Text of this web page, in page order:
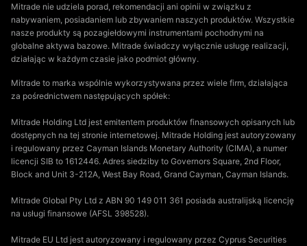
Mitrade nie udziela porad, rekomendacji ani opinii w związku z
nabywaniem, posiadaniem lub zbywaniem naszych produktów. Wszystkie
nasze produkty są pozagiełdowymi instrumentami pochodnymi na
globalne aktywa bazowe. Mitrade świadczy wyłącznie usługę realizacji,
działając w każdym czasie jako podmiot główny.
Mitrade to marka wspólnie wykorzystywana przez wiele firm, działająca
za pośrednictwem następujących spółek:
Mitrade Holding Ltd jest emitentem produktów finansowych opisanych lub
dostępnych na tej stronie internetowej. Mitrade Holding jest autoryzowany
i regulowany przez Cayman Islands Monetary Authority (CIMA), a numer
licencji SIB to 1612446. Adres siedziby to Governors Square, 2nd Floor,
Block and Unit 3-212A, West Bay Road, Grand Cayman, Cayman Islands.
Mitrade Global Pty Ltd z ABN 90 149 011 361 posiada australijską licencję
na usługi finansowe (AFSL 398528).
Mitrade EU Ltd jest autoryzowany i regulowany przez Cyprus Securities